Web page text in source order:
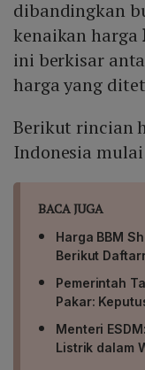
dibandingkan
kenaikan harga
ini berkisar
harga yang
Berikut rincian
Indonesia
BACA JUGA
Harga BBM
Berikut
Pemerintah
Pakar:
Menteri
Listrik dalam